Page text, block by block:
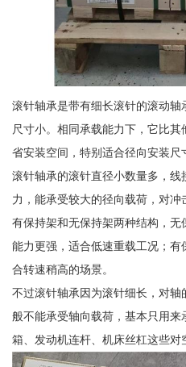
滚针轴承是带有细长滚针的滚动
尺寸小。相同承载能力下，它比
省安装空间，特别适合径向安装尺
滚针轴承的滚针直径小数量多，
力，能承受较大的径向载荷，对
有保持架和无保持架两种结构，
能力更强，适合低速重载工况；
合转速稍高的场景。
不过滚针轴承因为滚针细长，对
般不能承受轴向载荷，基本只用
箱、发动机连杆、机床丝杠这些对